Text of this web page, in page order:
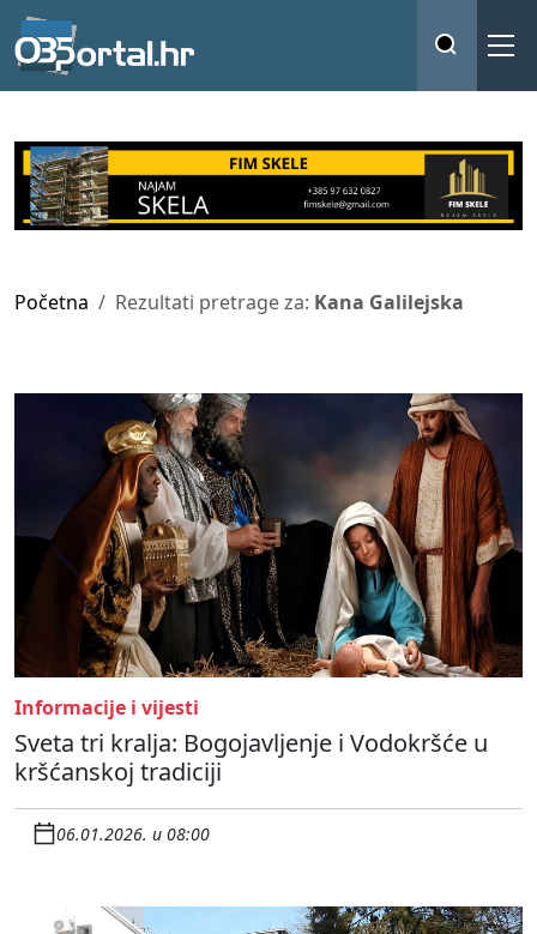
Početna Rezultati pretrage za: Kana Galilejska
Informacije i vijesti
Sveta tri kralja: Bogojavljenje i Vodokršće u
kršćanskoj tradiciji
06.01.2026. u 08:00